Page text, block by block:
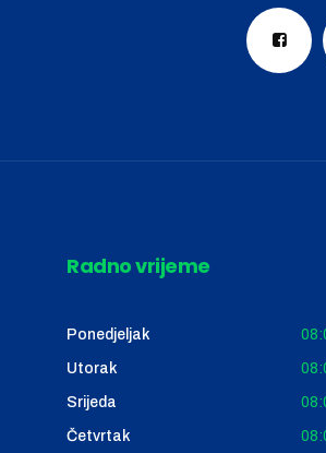
Radno vrijeme
Ponedjeljak
Utorak
Srijeda
Četvrtak